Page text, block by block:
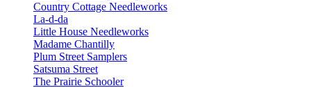
Country Cottage Needleworks
La-d-da
Little House Needleworks
Madame Chantilly
Plum Street Samplers
Satsuma Street
The Prairie Schooler